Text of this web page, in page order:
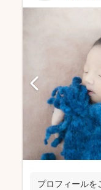
プロフィールを